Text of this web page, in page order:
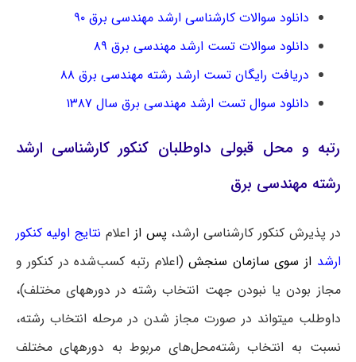
دانلود سوالات کارشناسی ارشد مهندسی برق ۹۰
دانلود سوالات تست ارشد مهندسی برق ۸۹
دریافت رایگان تست ارشد رشته مهندسی برق ۸۸
دانلود سوال تست ارشد مهندسی برق سال ۱۳۸۷
رتبه و محل قبولی داوطلبان کنکور کارشناسی ارشد
رشته مهندسی برق
در پذیرش کنکور کارشناسی ارشد، پس از اعلام نتایج اولیه کنکور
ارشد از سوی سازمان سنجش(اعلام رتبه کسب‌شده در کنکور و
مجاز بودن یا نبودن جهت انتخاب رشته در دوره‎های مختلف)،
داوطلب می‎تواند در صورت مجاز شدن در مرحله انتخاب رشته،
نسبت به انتخاب رشته‌محل‌های مربوط به دوره‎های مختلف